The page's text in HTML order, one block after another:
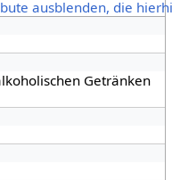
ausblenden, die
Getränken